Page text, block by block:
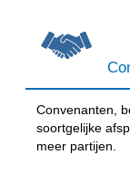
Convenanten,
soortgelijke
meer partijen.